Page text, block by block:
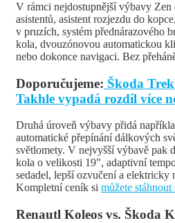
V rámci nejdostupnější výbavy Zen
asistentů, asistent rozjezdu do
v pruzích, systém přednárazového
kola, dvouzónovou automatickou
nebo dokonce navigaci. Bez
Doporučujeme: Škoda
Takhle vypadá rozdíl více
Druhá úroveň výbavy přidá
automatické přepínání dálkových
světlomety. V nejvyšší výbavě pak
kola o velikosti 19", adaptivní
sedadel, lepší ozvučení a elektricky
Kompletní ceník si můžete stáhnout
Renautl Koleos vs. Škoda